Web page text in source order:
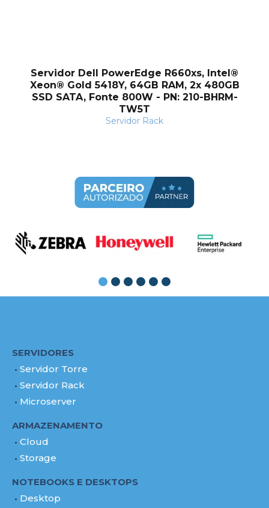
Servidor Dell PowerEdge R660xs, Intel®
Xeon® Gold 5418Y, 64GB RAM, 2x 480GB
SSD SATA, Fonte 800W - PN: 210-BHRM-
TW5T
Servidor Rack
SERVIDORES
Servidor Torre
Servidor Rack
Microserver
ARMAZENAMENTO
Cloud
Storage
NOTEBOOKS E DESKTOPS
Desktop